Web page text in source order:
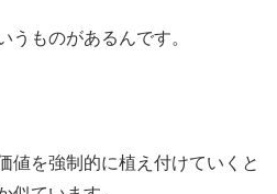
うものがあるんです。
値を強制的に植え付けていくと